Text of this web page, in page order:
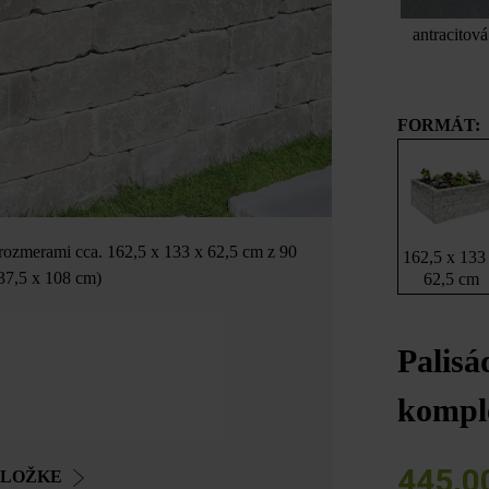
cca. 162,5 x 133 x 62,5 cm z 90
x 108 cm)
antracitová
FORMÁT:
162,5 x
62,5 cm